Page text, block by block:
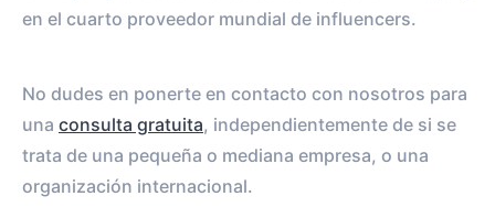
en el cuarto proveedor mundial de influencers.
No dudes en ponerte en contacto con nosotros para
una consulta gratuita, independientemente de si se
trata de una pequeña o mediana empresa, o una
organización internacional.